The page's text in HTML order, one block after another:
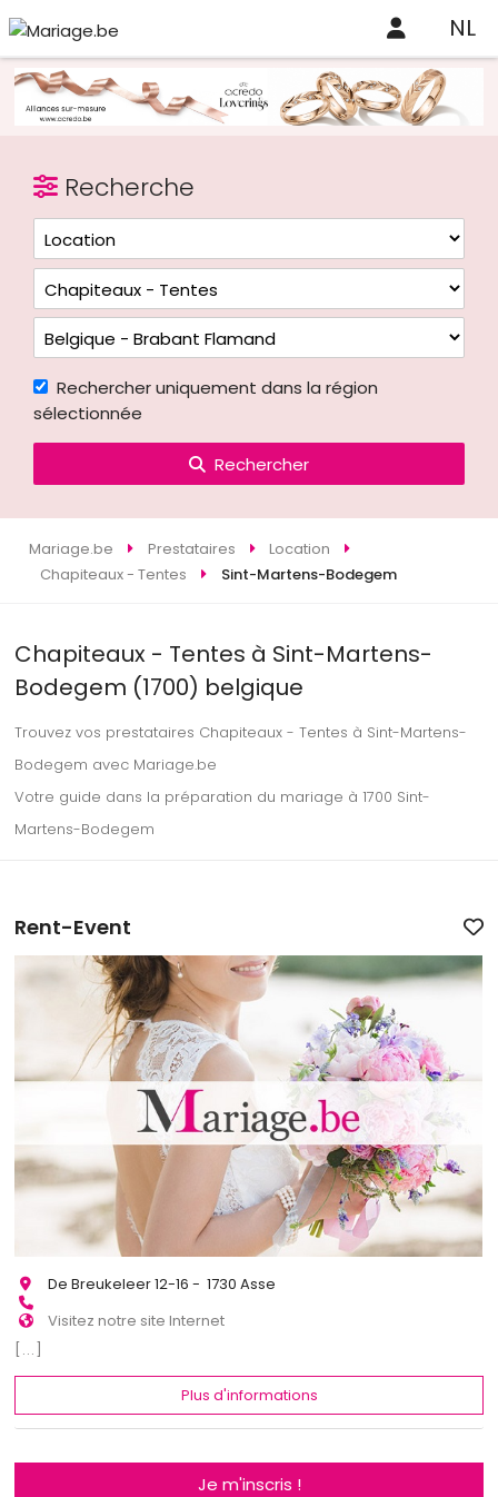
NL
Recherche
Rechercher uniquement dans la région
sélectionnée
Rechercher
Mariage.be Prestataires
Location
Chapiteaux - Tentes
Sint-Martens-Bodegem
Chapiteaux - Tentes à Sint-Martens-
Bodegem (1700) belgique
Trouvez vos prestataires Chapiteaux - Tentes à Sint-Martens-
Bodegem avec Mariage.be
Votre guide dans la préparation du mariage à 1700 Sint-
Martens-Bodegem
Rent-Event
De Breukeleer 12-16 - 1730 Asse
Visitez notre site Internet
[...]
Plus d'informations
Je m'inscris !